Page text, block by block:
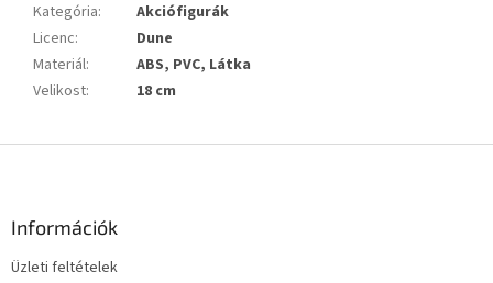
Kategória:
Akciófigurák
Licenc:
Dune
Materiál:
ABS, PVC, Látka
Velikost: 18 cm
Információk
Üzleti feltételek